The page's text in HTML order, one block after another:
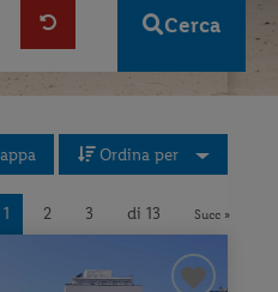
Cerca
Ordina per
1 2 3 di 13 Succ »